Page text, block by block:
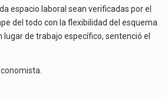
espacio laboral sean verificadas por el
del todo con la flexibilidad del esquema
lugar de trabajo específico, sentenció el